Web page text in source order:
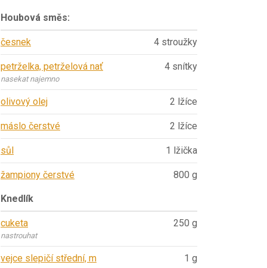
Houbová směs:
česnek 4 stroužky
petrželka, petrželová nať
nasekat najemno
4 snítky
olivový olej 2 lžíce
máslo čerstvé 2 lžíce
sůl 1 lžička
žampiony čerstvé 800 g
Knedlík
cuketa
nastrouhat
250 g
vejce slepičí střední, m 1 g